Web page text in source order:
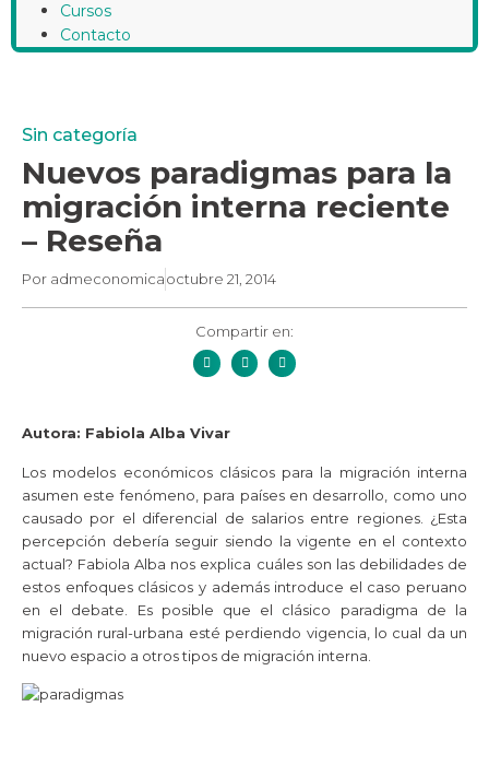
Cursos
Contacto
Sin categoría
Nuevos paradigmas para la
migración interna reciente
– Reseña
Por admeconomicaoctubre 21, 2014
Compartir en:
Autora: Fabiola Alba Vivar
Los modelos económicos clásicos para la migración interna
asumen este fenómeno, para países en desarrollo, como uno
causado por el diferencial de salarios entre regiones. ¿Esta
percepción debería seguir siendo la vigente en el contexto
actual? Fabiola Alba nos explica cuáles son las debilidades de
estos enfoques clásicos y además introduce el caso peruano
en el debate. Es posible que el clásico paradigma de la
migración rural-urbana esté perdiendo vigencia, lo cual da un
nuevo espacio a otros tipos de migración interna.